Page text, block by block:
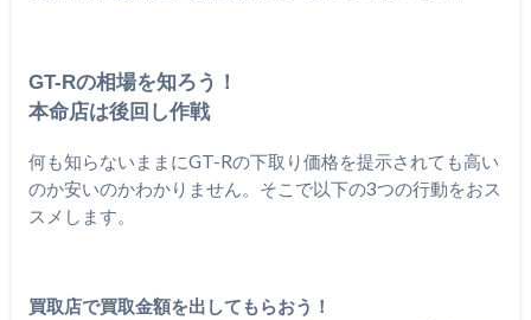
GT-Rの相場を知ろう！
本命店は後回し作戦
何も知らないままにGT-Rの下取り価格を提示されても高い
のか安いのかわかりません。そこで以下の3つの行動をおス
スメします。
買取店で買取金額を出してもらおう！